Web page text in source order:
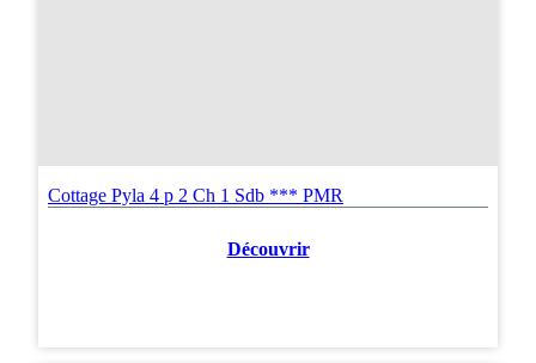
Cottage Pyla 4 p 2 Ch 1 Sdb *** PMR
Découvrir